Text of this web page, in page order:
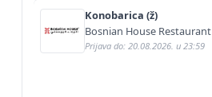
Konobarica (ž)
Bosnian House Restaurant
Prijava do: 20.08.2026. u 23:59